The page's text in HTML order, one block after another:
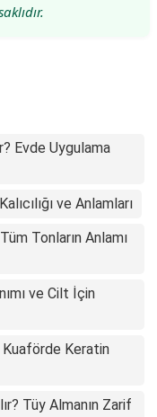
Evde Uygulama
ve Anlamları
Tonların Anlamı
ve Cilt İçin
Kuaförde Keratin
Tüy Almanın Zarif